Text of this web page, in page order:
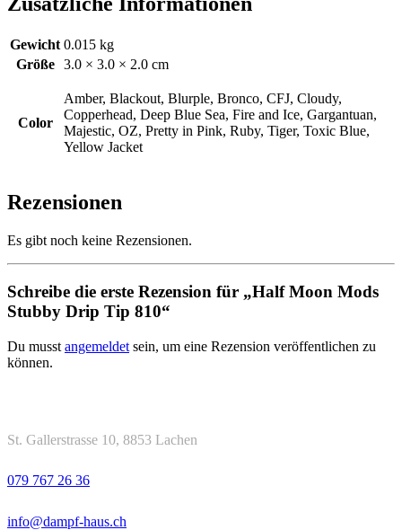
Gewicht 0.015 kg
Größe
3.0 × 3.0 × 2.0 cm
Color
Amber, Blackout, Blurple, Bronco, CFJ, Cloudy,
Copperhead, Deep Blue Sea, Fire and Ice, Gargantuan,
Majestic, OZ, Pretty in Pink, Ruby, Tiger, Toxic Blue,
Yellow Jacket
Rezensionen
Es gibt noch keine Rezensionen.
Schreibe die erste Rezension für „Half Moon Mods
Stubby Drip Tip 810“
Du musst angemeldet sein, um eine Rezension veröffentlichen zu
können.
St. Gallerstrasse 10, 8853 Lachen
079 767 26 36
info@dampf-haus.ch